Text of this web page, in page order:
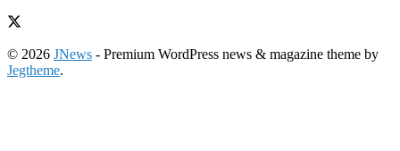
© 2026 JNews - Premium WordPress news & magazine theme by
Jegtheme.